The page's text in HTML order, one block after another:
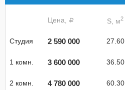
Цена, a S, м2
Студия 2 590 000 27.60
1 комн. 3 600 000 36.50
2 комн. 4 780 000 60.30